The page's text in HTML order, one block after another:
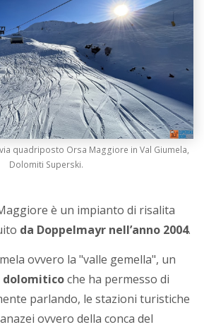
quadriposto Orsa Maggiore in Val Giumela,
Dolomiti Superski.
è un impianto di risalita
da Doppelmayr nell’anno 2004.
ovvero la "valle gemella", un
dolomiticoche ha permesso di
parlando, le stazioni turistiche
ovvero della conca del